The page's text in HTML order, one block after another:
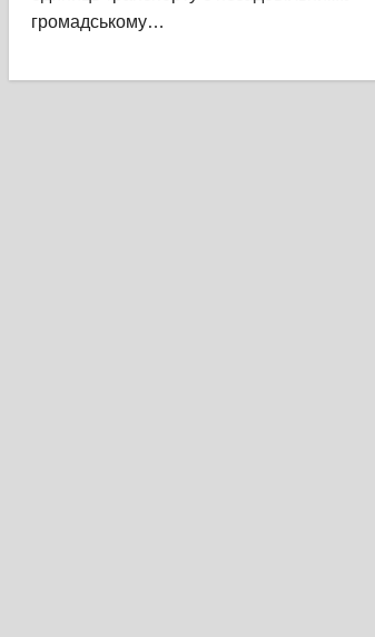
громадському…